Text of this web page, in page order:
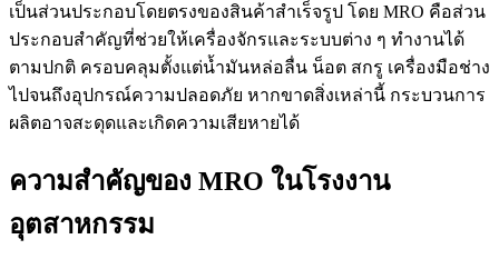
เป็นส่วนประกอบโดยตรงของสินค้าสำเร็จรูป โดย MRO คือส่วน
ประกอบสำคัญที่ช่วยให้เครื่องจักรและระบบต่าง ๆ ทำงานได้
ตามปกติ ครอบคลุมตั้งแต่น้ำมันหล่อลื่น น็อต สกรู เครื่องมือช่าง
ไปจนถึงอุปกรณ์ความปลอดภัย หากขาดสิ่งเหล่านี้ กระบวนการ
ผลิตอาจสะดุดและเกิดความเสียหายได้
ความสำคัญของ MRO ในโรงงาน
อุตสาหกรรม